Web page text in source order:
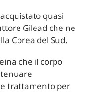
quasi
Gilead che ne
Corea del Sud.
che il corpo
trattamento per